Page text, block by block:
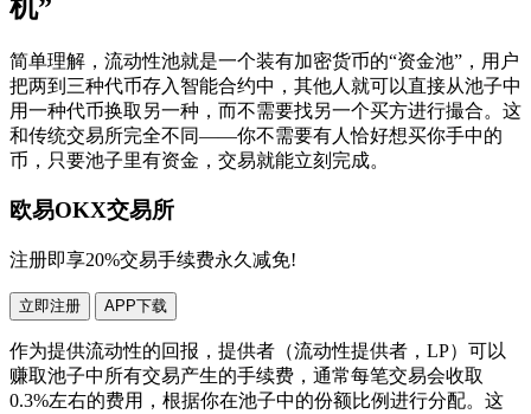
机”
简单理解，流动性池就是一个装有加密货币的“资金池”，用户
把两到三种代币存入智能合约中，其他人就可以直接从池子中
用一种代币换取另一种，而不需要找另一个买方进行撮合。这
和传统交易所完全不同——你不需要有人恰好想买你手中的
币，只要池子里有资金，交易就能立刻完成。
欧易OKX交易所
注册即享20%交易手续费永久减免!
立即注册 APP下载
作为提供流动性的回报，提供者（流动性提供者，LP）可以
赚取池子中所有交易产生的手续费，通常每笔交易会收取
0.3%左右的费用，根据你在池子中的份额比例进行分配。这